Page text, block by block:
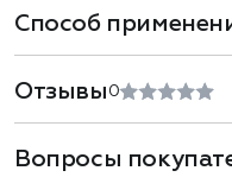
Способ
Отзывы 0
Вопросы